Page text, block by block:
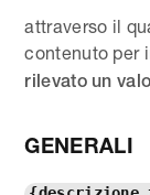
attraverso il
contenuto per
rilevato un
GENERALI